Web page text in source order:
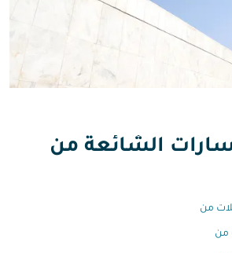
الشائعة من
من
من